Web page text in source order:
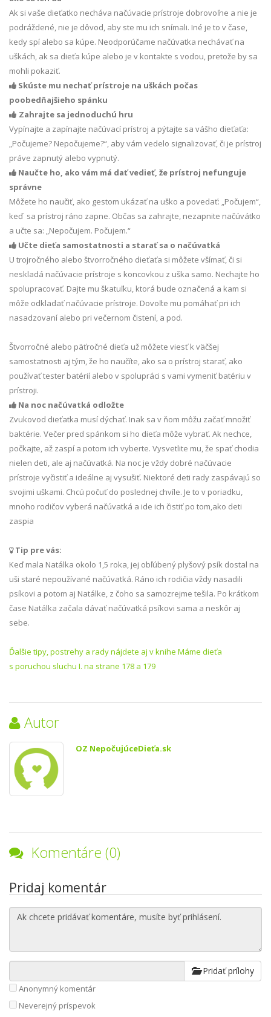
Ak si vaše dieťatko necháva načúvacie prístroje dobrovoľne a nie je
podráždené, nie je dôvod, aby ste mu ich snímali. Iné je to v čase,
kedy spí alebo sa kúpe. Neodporúčame načúvatka nechávať na
uškách, ak sa dieťa kúpe alebo je v kontakte s vodou, pretože by sa
mohli pokaziť.
 Skúste mu nechať prístroje na uškách počas
poobedňajšieho spánku
 Zahrajte sa jednoduchú hru
Vypínajte a zapínajte načúvací prístroj a pýtajte sa vášho dieťaťa:
„Počujeme? Nepočujeme?“, aby vám vedelo signalizovať, či je prístroj
práve zapnutý alebo vypnutý.
 Naučte ho, ako vám má dať vedieť, že prístroj nefunguje
správne
Môžete ho naučiť, ako gestom ukázať na uško a povedať: „Počujem“,
keď sa prístroj ráno zapne. Občas sa zahrajte, nezapnite načúvátko
a učte sa: „Nepočujem. Počujem.“
 Učte dieťa samostatnosti a starať sa o načúvatká
U trojročného alebo štvorročného dieťaťa si môžete všímať, či si
neskladá načúvacie prístroje s koncovkou z uška samo. Nechajte ho
spolupracovať. Dajte mu škatuľku, ktorá bude označená a kam si
môže odkladať načúvacie prístroje. Dovoľte mu pomáhať pri ich
nasadzovaní alebo pri večernom čistení, a pod.
Štvorročné alebo päťročné dieťa už môžete viesť k väčšej
samostatnosti aj tým, že ho naučíte, ako sa o prístroj starať, ako
používať tester batérií alebo v spolupráci s vami vymeniť batériu v
prístroji.
 Na noc načúvatká odložte
Zvukovod dieťatka musí dýchať. Inak sa v ňom môžu začať množiť
baktérie. Večer pred spánkom si ho dieťa môže vybrať. Ak nechce,
počkajte, až zaspí a potom ich vyberte. Vysvetlite mu, že spať chodia
nielen deti, ale aj načúvatká. Na noc je vždy dobré načúvacie
prístroje vyčistiť a ideálne aj vysušiť. Niektoré deti rady zaspávajú so
svojimi uškami. Chcú počuť do poslednej chvíle. Je to v poriadku,
mnoho rodičov vyberá načúvatká a ide ich čistiť po tom,ako deti
zaspia
Tip pre vás:
Keď mala Natálka okolo 1,5 roka, jej obľúbený plyšový psík dostal na
uši staré nepoužívané načúvatká. Ráno ich rodičia vždy nasadili
psíkovi a potom aj Natálke, z čoho sa samozrejme tešila. Po krátkom
čase Natálka začala dávať načúvatká psíkovi sama a neskôr aj
sebe.
Ďalšie tipy, postrehy a rady nájdete aj v knihe Máme dieťa
s poruchou sluchu I. na strane 178 a 179
Autor
OZ NepočujúceDieťa.sk
Komentáre (0)
Pridaj komentár
Pridať prílohy
Anonymný komentár
Neverejný príspevok